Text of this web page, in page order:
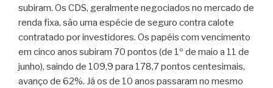
subiram. Os CDS, geralmente negociados no mercado de
renda fixa, são uma espécie de seguro contra calote
contratado por investidores. Os papéis com vencimento
em cinco anos subiram 70 pontos (de 1º de maio a 11 de
junho), saindo de 109,9 para 178,7 pontos centesimais,
avanço de 62%. Já os de 10 anos passaram no mesmo